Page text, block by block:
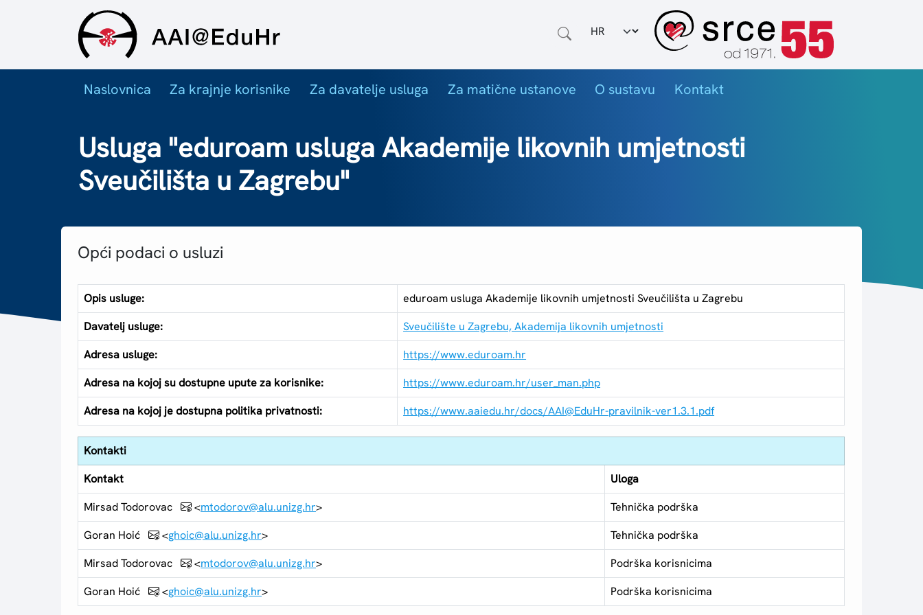
Odabir jezika
Naslovnica Za krajnje korisnike Za davatelje usluga Za matične ustanove O sustavu Kontakt
Usluga "eduroam usluga Akademije likovnih umjetnosti
Sveučilišta u Zagrebu"
Opći podaci o usluzi
Opis usluge:
eduroam usluga Akademije likovnih umjetnosti Sveučilišta u Zagrebu
Davatelj usluge:
Sveučilište u Zagrebu, Akademija likovnih umjetnosti
Adresa usluge:
https://www.eduroam.hr
Adresa na kojoj su dostupne upute za korisnike:
https://www.eduroam.hr/user_man.php
Adresa na kojoj je dostupna politika privatnosti:
https://www.aaiedu.hr/docs/AAI@EduHr-pravilnik-ver1.3.1.pdf
Kontakti
Kontakt
Uloga
Mirsad Todorovac
<mtodorov@alu.unizg.hr>
Tehnička podrška
Goran Hoić
<ghoic@alu.unizg.hr>
Tehnička podrška
Mirsad Todorovac
<mtodorov@alu.unizg.hr>
Podrška korisnicima
Goran Hoić
<ghoic@alu.unizg.hr> Podrška korisnicima